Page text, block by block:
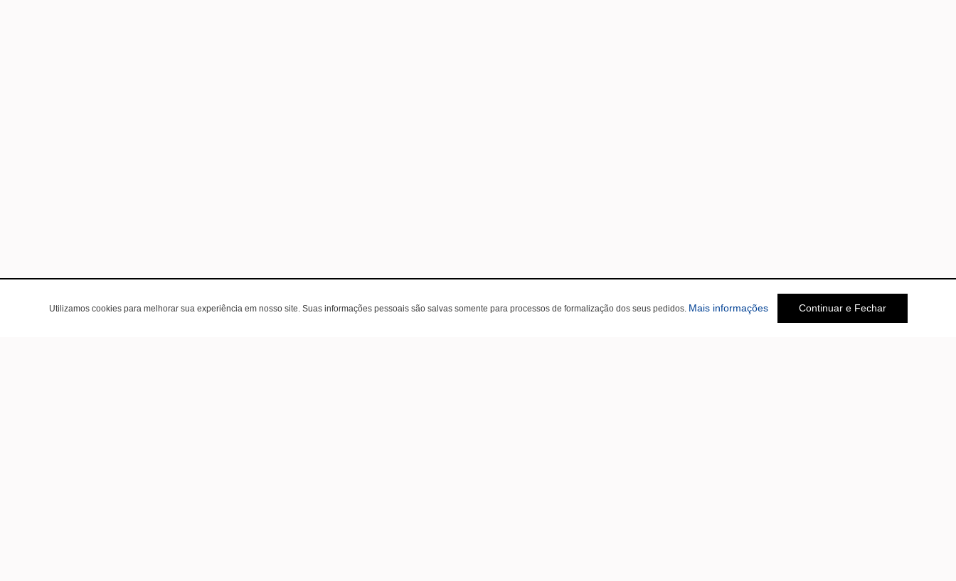
Utilizamos cookies para melhorar sua experiência em nosso site. Suas informações pessoais são salvas somente para processos de formalização dos seus pedidos. Mais informações Continuar e Fechar